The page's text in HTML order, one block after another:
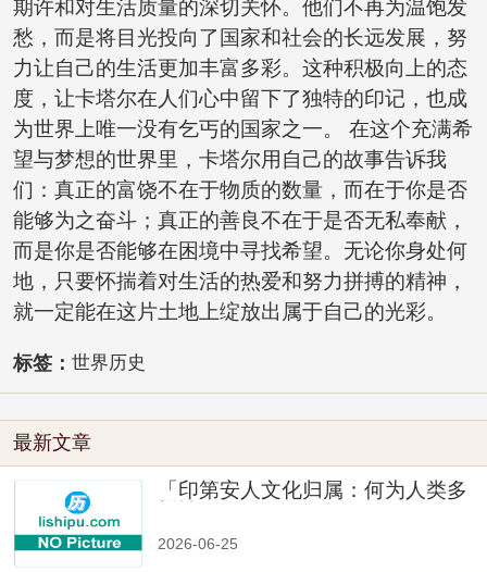
期许和对生活质量的深切关怀。他们不再为温饱发
愁，而是将目光投向了国家和社会的长远发展，努
力让自己的生活更加丰富多彩。这种积极向上的态
度，让卡塔尔在人们心中留下了独特的印记，也成
为世界上唯一没有乞丐的国家之一。 在这个充满希
望与梦想的世界里，卡塔尔用自己的故事告诉我
们：真正的富饶不在于物质的数量，而在于你是否
能够为之奋斗；真正的善良不在于是否无私奉献，
而是你是否能够在困境中寻找希望。无论你身处何
地，只要怀揣着对生活的热爱和努力拼搏的精神，
就一定能在这片土地上绽放出属于自己的光彩。
标签： 世界历史
最新文章
「印第安人文化归属：何为人类多
2026-06-25